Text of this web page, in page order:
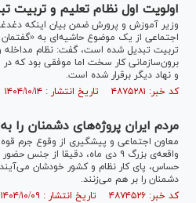
اولویت اول نظام تعلیم و
وزیر آموزش و پرورش ضمن بیان اینکه
اجتماعی از یک موضوع حاشیه‌ای به «گفتمان
تربیت تبدیل شده است، گفت: نظام مداخله و
و نهاد دیگر برقرار شده است.
کد خبر: ۴۸۷۵۲۸۱ تاریخ انتشار : ۱۴۰۴/۱۰/۱۴
مردم ایران پروژه‌های دشمنان
معاون اجتماعی و پیشگیری از وقوع جرم
واقعه‌ی بزرگ ۹ دی ماه، دقیقا از
حساس، پای کار نظام و کشور خودشان می‌آیند
دشمنان را بر هم می‌زنند.
کد خبر: ۴۸۷۴۵۲۶ تاریخ انتشار : ۱۴۰۴/۱۰/۰۹